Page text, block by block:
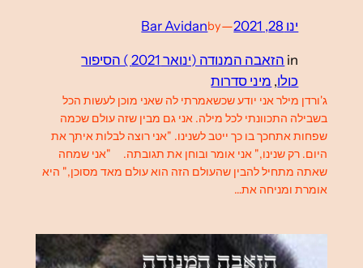
ינו 28, 2021 —
by
Bar Avidan
in
הזאבה המנודה (ינואר 2021 ) הסיפור
כולו, מיני סדרות
ג'ורדן מילר אני יודע שכשאמרתי לה שאני מוכן לעשות הכל
בשבילה התכוונתי לכל מילה. אני גם מבין שזה עולם שכמה
שפחות אתחכך בו כך ייטב לשנינו. "אני רוצה לבלות איתך את
היום. רק שנינו," אני אומר ובוחן את תגובתה. "אני שמחה
שאתה מתחיל להבין שהעולם הזה הוא עולם מאד מסוכן," היא
אומרת ומניחה את…